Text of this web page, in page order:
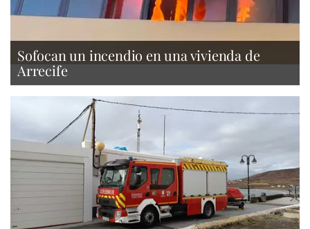
Sofocan un incendio en una vivienda de
Arrecife